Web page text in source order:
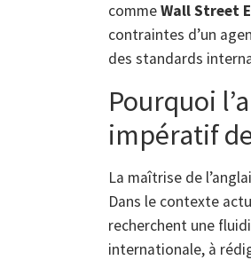
commeWall Street
contraintes d’un
des standards
Pourquoi
impératif
La maîtrise de
Dans le contexte
recherchent une
internationale, à